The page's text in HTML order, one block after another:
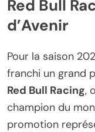
Red Bull
d’Avenir
Pour la saison
franchi un grand
Red Bull Racing,
champion du
promotion